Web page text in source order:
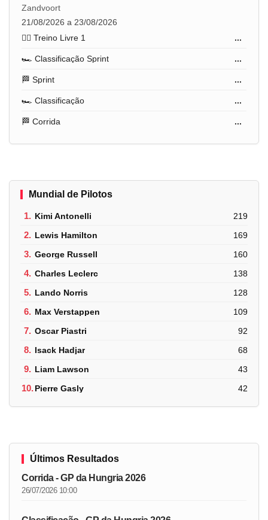
Zandvoort
21/08/2026 a 23/08/2026
🏋️‍♂️ Treino Livre 1
...
🏎️ Classificação Sprint ...
🏁 Sprint ...
🏎️ Classificação ...
🏁 Corrida ...
Mundial de Pilotos
1. Kimi Antonelli 219
2. Lewis Hamilton 169
3. George Russell 160
4. Charles Leclerc 138
5. Lando Norris 128
6. Max Verstappen 109
7. Oscar Piastri 92
8. Isack Hadjar 68
9. Liam Lawson 43
10.Pierre Gasly 42
Últimos Resultados
Corrida - GP da Hungria 2026
26/07/2026 10:00